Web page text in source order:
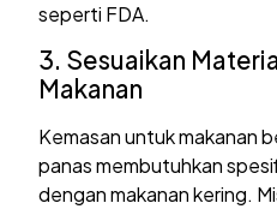
seperti FDA.
3. Sesuaikan
Makanan
Kemasan untuk makanan
panas membutuhkan
dengan makanan kering.